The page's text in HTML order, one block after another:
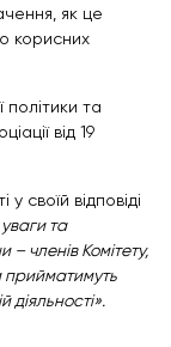
як це
корисних
політики та
від 19
своїй відповіді
та
членів Комітету,
прийматимуть
діяльності».